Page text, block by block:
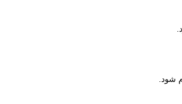
شود.